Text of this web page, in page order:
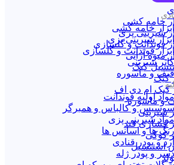
خامه کشی
شیرینی پزی
فوندانت و گلسازی
میوه آرایی
کیک
کیک
کیک ام دی اف
و ماسوره
شیرینی
فشاری قند
کوکی
استنسیل
ابزار خامه کشی
ابزار شیرینی پزی
ابزار فوندانت و گلسازی
کاتر شیرینی
قیف و ماسوره
مواد اولیه فوندانت
سوسیس و کالباس و همبرگر
مواد شیرینی پزی
رنگ ها و اسانس ها
آرد و پودر قنادی
دسر و پودر ژله